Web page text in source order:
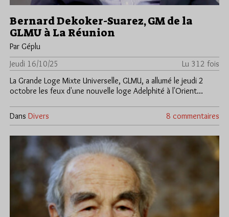
Bernard Dekoker-Suarez, GM de la
GLMU à La Réunion
Par Géplu
Jeudi 16/10/25
Lu 312 fois
La Grande Loge Mixte Universelle, GLMU, a allumé le jeudi 2
octobre les feux d'une nouvelle loge Adelphité à l'Orient…
Dans Divers 8 commentaires